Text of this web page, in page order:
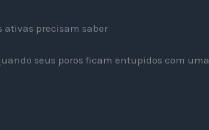
ativas precisam saber
seus poros ficam entupidos com uma